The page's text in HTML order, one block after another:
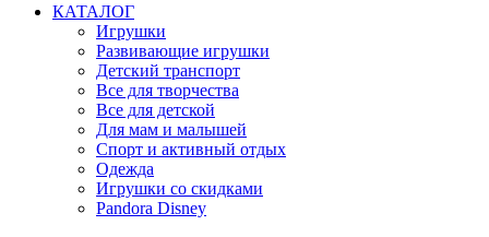
КАТАЛОГ
Игрушки
Развивающие игрушки
Детский транспорт
Все для творчества
Все для детской
Для мам и малышей
Спорт и активный отдых
Одежда
Игрушки со скидками
Pandora Disney